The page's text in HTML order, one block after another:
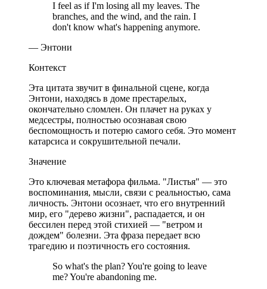
I feel as if I'm losing all my leaves. The
branches, and the wind, and the rain. I
don't know what's happening anymore.
— Энтони
Контекст
Эта цитата звучит в финальной сцене, когда
Энтони, находясь в доме престарелых,
окончательно сломлен. Он плачет на руках у
медсестры, полностью осознавая свою
беспомощность и потерю самого себя. Это момент
катарсиса и сокрушительной печали.
Значение
Это ключевая метафора фильма. "Листья" — это
воспоминания, мысли, связи с реальностью, сама
личность. Энтони осознает, что его внутренний
мир, его "дерево жизни", распадается, и он
бессилен перед этой стихией — "ветром и
дождем" болезни. Эта фраза передает всю
трагедию и поэтичность его состояния.
So what's the plan? You're going to leave
me? You're abandoning me.